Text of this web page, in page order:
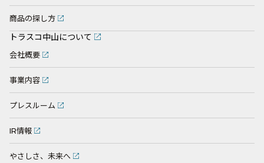
商品の探し方
トラスコ中山について
会社概要
事業内容
プレスルーム
IR情報
やさしさ、未来へ